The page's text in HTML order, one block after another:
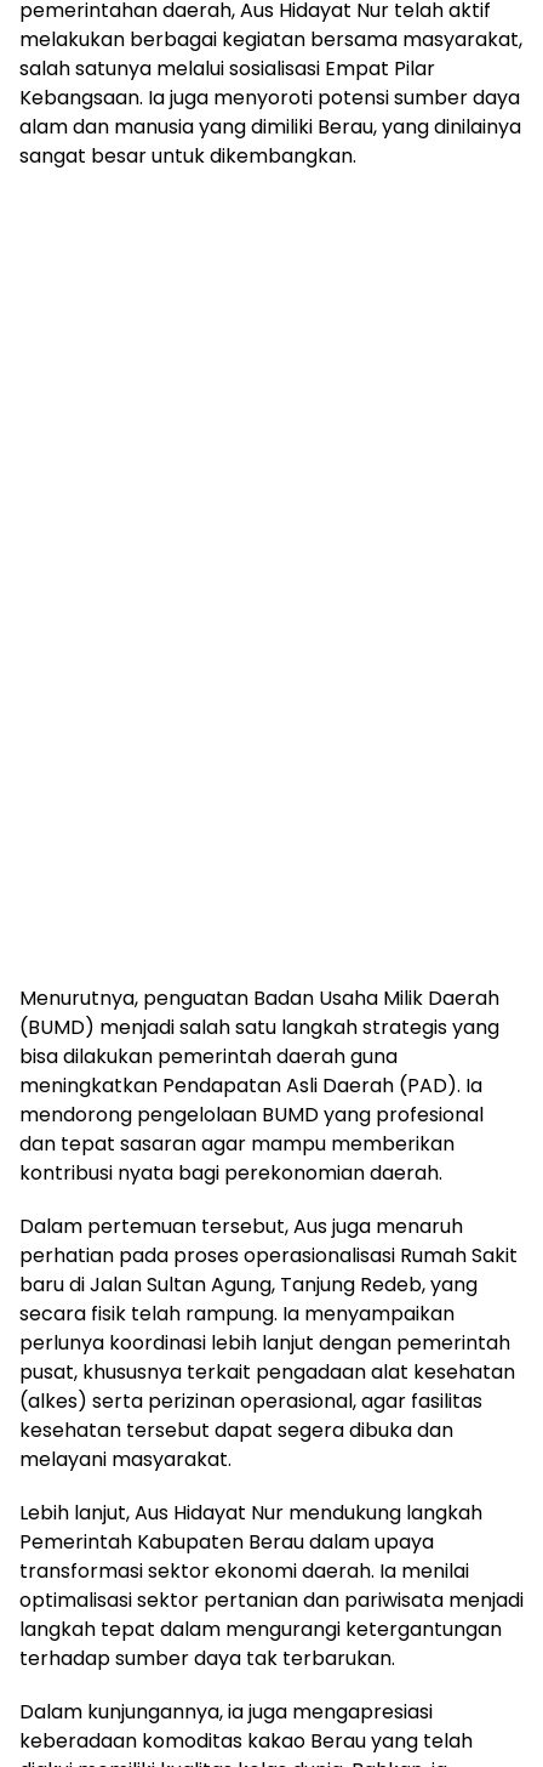
pemerintahan daerah, Aus Hidayat Nur telah aktif
melakukan berbagai kegiatan bersama masyarakat,
salah satunya melalui sosialisasi Empat Pilar
Kebangsaan. Ia juga menyoroti potensi sumber daya
alam dan manusia yang dimiliki Berau, yang dinilainya
sangat besar untuk dikembangkan.
Menurutnya, penguatan Badan Usaha Milik Daerah
(BUMD) menjadi salah satu langkah strategis yang
bisa dilakukan pemerintah daerah guna
meningkatkan Pendapatan Asli Daerah (PAD). Ia
mendorong pengelolaan BUMD yang profesional
dan tepat sasaran agar mampu memberikan
kontribusi nyata bagi perekonomian daerah.
Dalam pertemuan tersebut, Aus juga menaruh
perhatian pada proses operasionalisasi Rumah Sakit
baru di Jalan Sultan Agung, Tanjung Redeb, yang
secara fisik telah rampung. Ia menyampaikan
perlunya koordinasi lebih lanjut dengan pemerintah
pusat, khususnya terkait pengadaan alat kesehatan
(alkes) serta perizinan operasional, agar fasilitas
kesehatan tersebut dapat segera dibuka dan
melayani masyarakat.
Lebih lanjut, Aus Hidayat Nur mendukung langkah
Pemerintah Kabupaten Berau dalam upaya
transformasi sektor ekonomi daerah. Ia menilai
optimalisasi sektor pertanian dan pariwisata menjadi
langkah tepat dalam mengurangi ketergantungan
terhadap sumber daya tak terbarukan.
Dalam kunjungannya, ia juga mengapresiasi
keberadaan komoditas kakao Berau yang telah